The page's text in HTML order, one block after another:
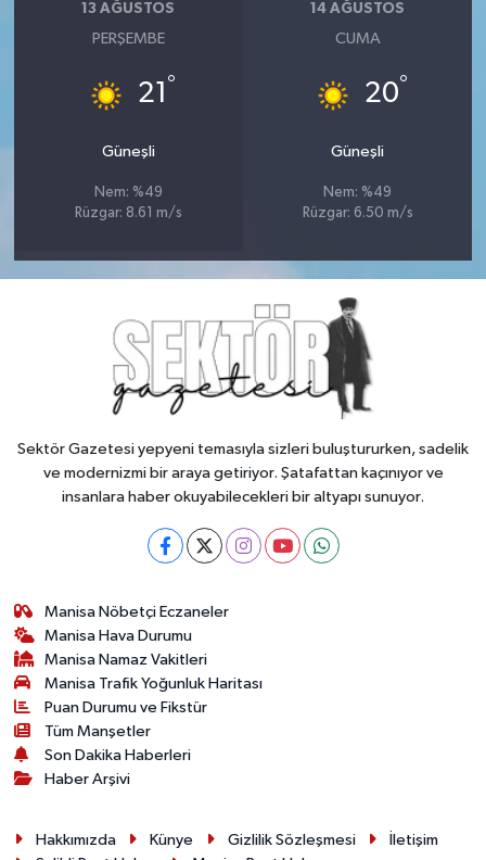
13 AĞUSTOS
PERŞEMBE
21 °
Güneşli
Nem: %49
Rüzgar: 8.61 m/s
14 AĞUSTOS
CUMA
20°
Güneşli
Nem: %49
Rüzgar: 6.50 m/s
Sektör Gazetesi yepyeni temasıyla sizleri buluştururken, sadelik
ve modernizmi bir araya getiriyor. Şatafattan kaçınıyor ve
insanlara haber okuyabilecekleri bir altyapı sunuyor.
Manisa Nöbetçi Eczaneler
Manisa Hava Durumu
Manisa Namaz Vakitleri
Manisa Trafik Yoğunluk Haritası
Puan Durumu ve Fikstür
Tüm Manşetler
Son Dakika Haberleri
Haber Arşivi
Hakkımızda Künye Gizlilik Sözleşmesi
İletişim